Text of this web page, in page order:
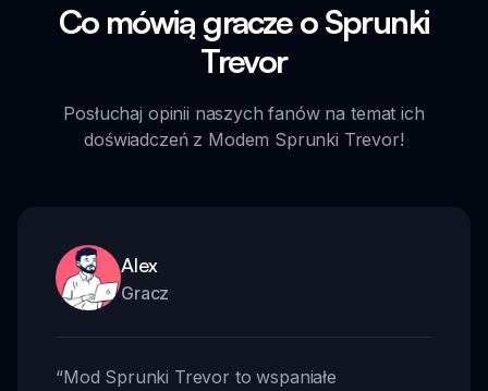
Co mówią gracze o Sprunki
Trevor
Posłuchaj opinii naszych fanów na temat ich
doświadczeń z Modem Sprunki Trevor!
Alex
Gracz
“Mod Sprunki Trevor to wspaniałe